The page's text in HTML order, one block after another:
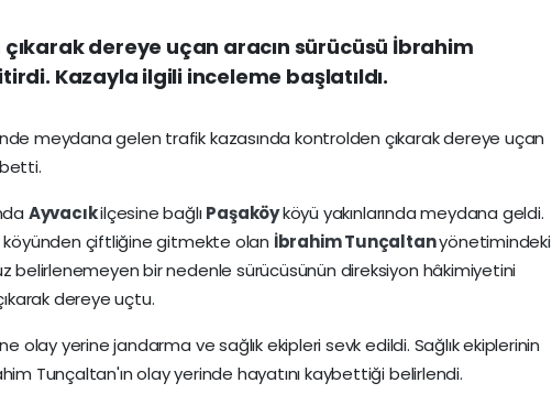
dereye uçan aracın sürücüsü İbrahim
Kazayla ilgili inceleme başlatıldı.
meydana gelen trafik kazasında kontrolden çıkarak dereye uçan
Ayvacıkilçesine bağlıPaşaköyköyü yakınlarında meydana geldi.
köyünden çiftliğine gitmekte olan İbrahim Tunçaltanyönetimindeki
belirlenemeyen bir nedenle sürücüsünün direksiyon hâkimiyetini
dereye uçtu.
olay yerine jandarma ve sağlık ekipleri sevk edildi. Sağlık ekiplerinin
Tunçaltan'ın olay yerinde hayatını kaybettiği belirlendi.